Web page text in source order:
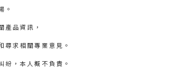
。
產品資訊，
求相關專業意見。
紛，本人概不負責。